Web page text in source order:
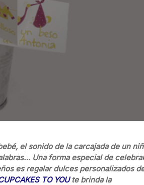
el sonido de la carcajada de un
Una forma especial de
es regalar dulces personalizados
TO YOUte brinda la